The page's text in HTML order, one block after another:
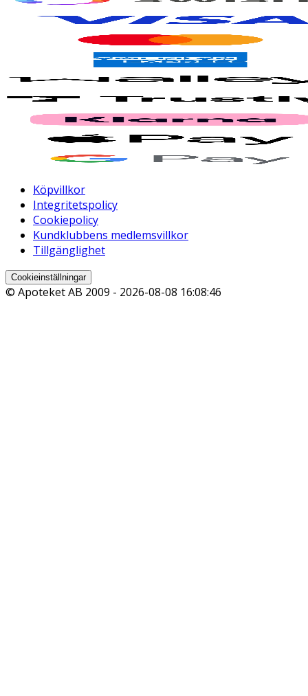
Köpvillkor
Integritetspolicy
Cookiepolicy
Kundklubbens medlemsvillkor
Tillgänglighet
Cookieinställningar
© Apoteket AB 2009 - 2026-08-08 16:08:46